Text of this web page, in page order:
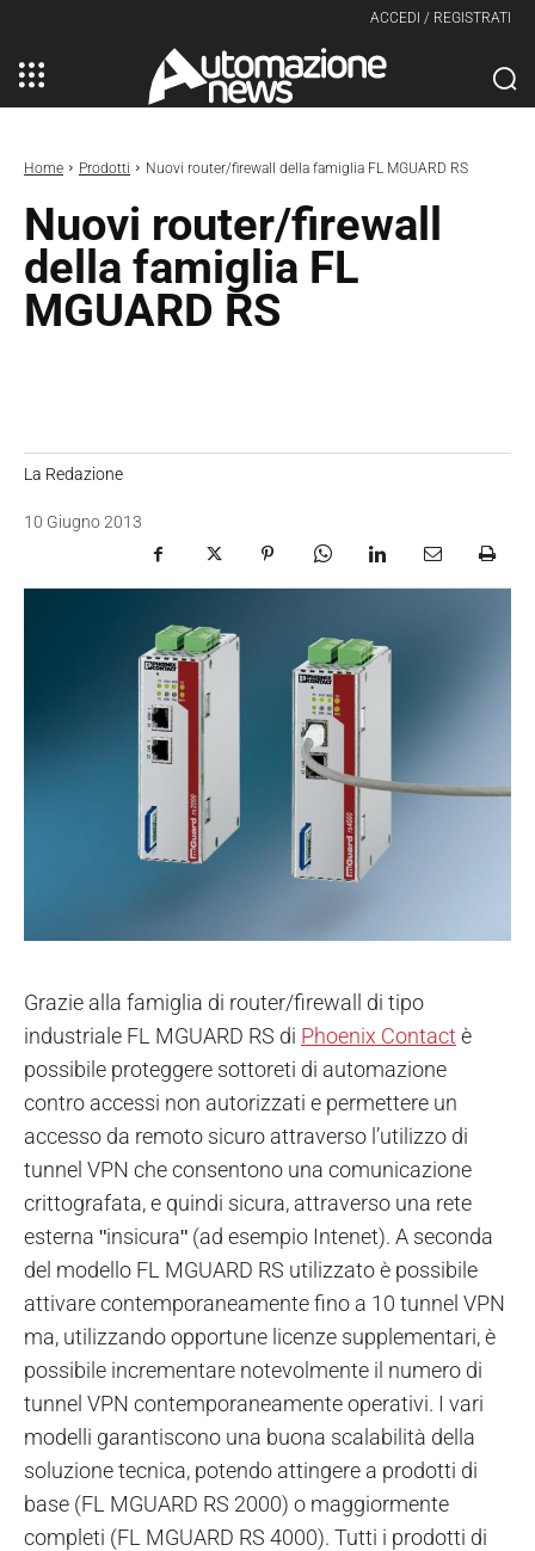
ACCEDI / REGISTRATI
Home Prodotti Nuovi router/firewall della famiglia FL MGUARD RS
Nuovi router/firewall
della famiglia FL
MGUARD RS
La Redazione
10 Giugno 2013
Grazie alla famiglia di router/firewall di tipo
industriale FL MGUARD RS di Phoenix Contact è
possibile proteggere sottoreti di automazione
contro accessi non autorizzati e permettere un
accesso da remoto sicuro attraverso l’utilizzo di
tunnel VPN che consentono una comunicazione
crittografata, e quindi sicura, attraverso una rete
esterna ʺinsicuraʺ (ad esempio Intenet). A seconda
del modello FL MGUARD RS utilizzato è possibile
attivare contemporaneamente fino a 10 tunnel VPN
ma, utilizzando opportune licenze supplementari, è
possibile incrementare notevolmente il numero di
tunnel VPN contemporaneamente operativi. I vari
modelli garantiscono una buona scalabilità della
soluzione tecnica, potendo attingere a prodotti di
base (FL MGUARD RS 2000) o maggiormente
completi (FL MGUARD RS 4000). Tutti i prodotti di